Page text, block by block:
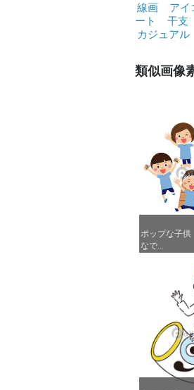
線画 アイ
ート
干支
カジュアル
類似画像
ポップな子
なで...
ポップな子
なで...